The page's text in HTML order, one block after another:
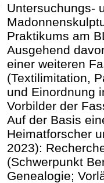
Untersuchungs-
Praktikums am
Ausgehend
einer weiteren
(Textilimitation,
und Einordnung
Vorbilder der
Auf der Basis
Heimatforscher
2023):
(Schwerpunkt
Genealogie;